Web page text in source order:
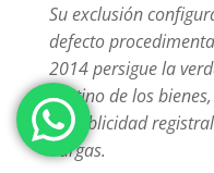
Su exclusión
defecto
2014 persigue la
destino de los
la publicidad
Vargas.